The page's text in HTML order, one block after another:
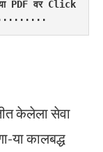
PDF वर Click
केलेला सेवा
या कालबद्ध